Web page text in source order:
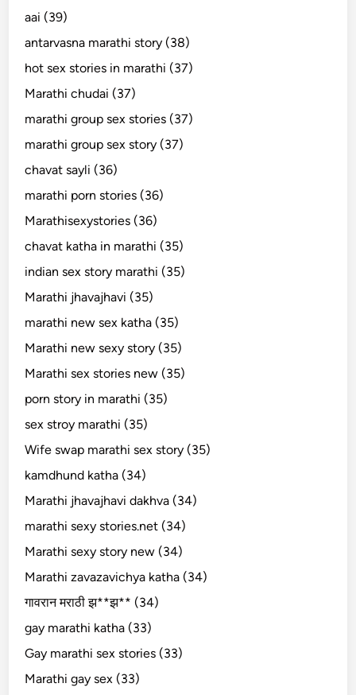
aai (39)
antarvasna marathi story (38)
hot sex stories in marathi (37)
Marathi chudai (37)
marathi group sex stories (37)
marathi group sex story (37)
chavat sayli (36)
marathi porn stories (36)
Marathisexystories (36)
chavat katha in marathi (35)
indian sex story marathi (35)
Marathi jhavajhavi (35)
marathi new sex katha (35)
Marathi new sexy story (35)
Marathi sex stories new (35)
porn story in marathi (35)
sex stroy marathi (35)
Wife swap marathi sex story (35)
kamdhund katha (34)
Marathi jhavajhavi dakhva (34)
marathi sexy stories.net (34)
Marathi sexy story new (34)
Marathi zavazavichya katha (34)
गावरान मराठी झ**झ** (34)
gay marathi katha (33)
Gay marathi sex stories (33)
Marathi gay sex (33)